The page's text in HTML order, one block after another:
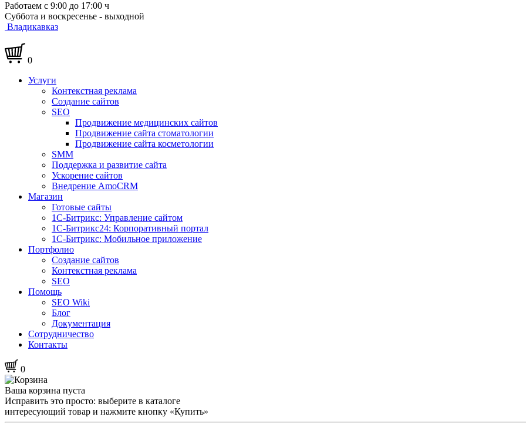
Работаем с 9:00 до 17:00 ч
Суббота и воскресенье - выходной
Владикавказ
0
Услуги
Контекстная реклама
Создание сайтов
SEO
Продвижение медицинских сайтов
Продвижение сайта стоматологии
Продвижение сайта косметологии
SMM
Поддержка и развитие сайта
Ускорение сайтов
Внедрение AmoCRM
Магазин
Готовые сайты
1С-Битрикс: Управление сайтом
1С-Битрикс24: Корпоративный портал
1С-Битрикс: Мобильное приложение
Портфолио
Создание сайтов
Контекстная реклама
SEO
Помощь
SEO Wiki
Блог
Документация
Сотрудничество
Контакты
0
Ваша корзина пуста
Исправить это просто: выберите в каталоге
интересующий товар и нажмите кнопку «Купить»